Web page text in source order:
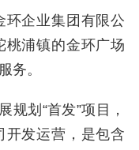
环企业集团有限公
桃浦镇的金环广场
务。
规划“首发”项目，
开发运营，是包含